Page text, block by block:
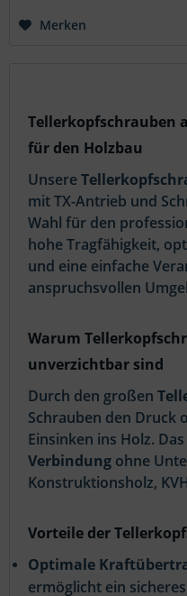
Merken
Tellerkopfschrauben
für den Holzbau
Unsere
mit TX-Antrieb und
Wahl für den
hohe Tragfähigkeit,
und eine einfache
anspruchsvollen
Warum
unverzichtbar sind
Durch den großen
Schrauben den Druck
Einsinken ins Holz.
Verbindung ohne
Konstruktionsholz,
Vorteile der
Optimale
ermöglicht ein